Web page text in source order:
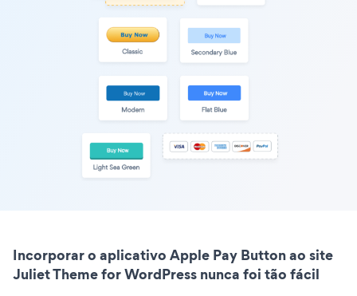
Incorporar o aplicativo Apple Pay Button ao site
Juliet Theme for WordPress nunca foi tão fácil